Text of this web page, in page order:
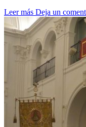
Leer más Deja un